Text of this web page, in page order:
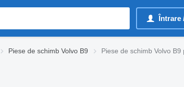
Întrare
Piese de schimb Volvo B9 Piese de schimb Volvo B9